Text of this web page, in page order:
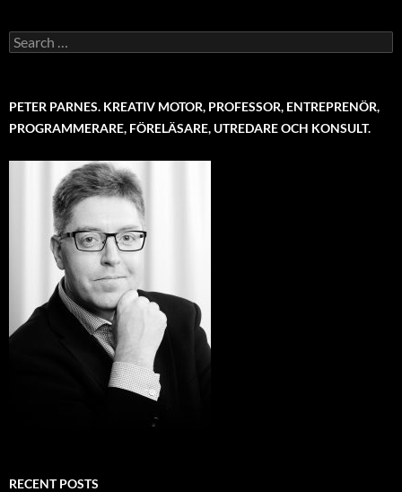
Search
for:
PETER PARNES. KREATIV MOTOR, PROFESSOR, ENTREPRENÖR,
PROGRAMMERARE, FÖRELÄSARE, UTREDARE OCH KONSULT.
RECENT POSTS